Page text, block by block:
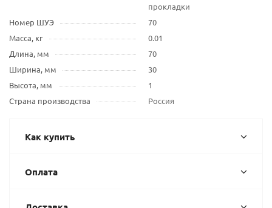
прокладки
Номер ШУЭ
70
Масса, кг
0.01
Длина, мм
70
Ширина, мм
30
Высота, мм
1
Страна производства
Россия
Как купить
Оплата